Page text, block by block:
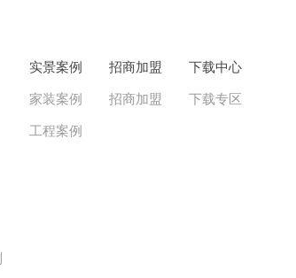
实景案例
家装案例
工程案例
招商加盟
招商加盟
下载中心
下载专区